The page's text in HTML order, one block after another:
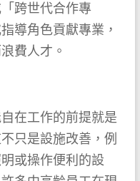
跨世代合作專
導角色貢獻專業，
費人才。
在工作的前提就是
只是設施改善，例
或操作便利的設